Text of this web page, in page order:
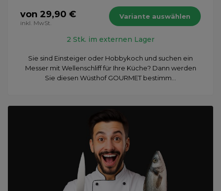
von 29,90 €
inkl. MwSt.
Variante auswählen
2 Stk. im externen Lager
Sie sind Einsteiger oder Hobbykoch und suchen ein
Messer mit Wellenschliff für Ihre Küche? Dann werden
Sie diesen Wüsthof GOURMET bestimm...